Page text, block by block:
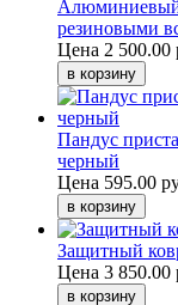
Алюминиевый
резиновыми
Цена 2 500.00
Пандус
черный
Цена 595.00
Защитный
Цена 3 850.00